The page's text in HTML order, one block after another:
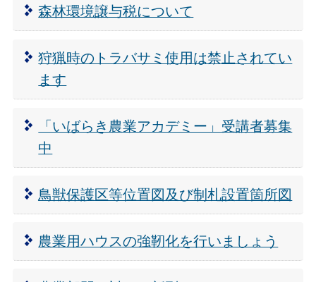
森林環境譲与税について
狩猟時のトラバサミ使用は禁止されてい
ます
「いばらき農業アカデミー」受講者募集
中
鳥獣保護区等位置図及び制札設置箇所図
農業用ハウスの強靭化を行いましょう